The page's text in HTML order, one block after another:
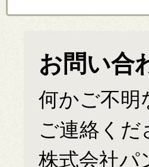
お問い合
何かご不明
ご連絡くだ
株式会社パ